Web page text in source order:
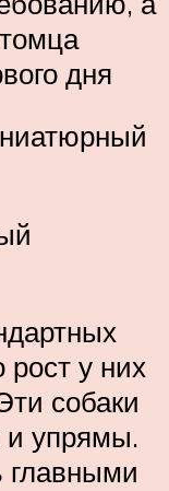
дня
рост у них
собаки
упрямы.
главными